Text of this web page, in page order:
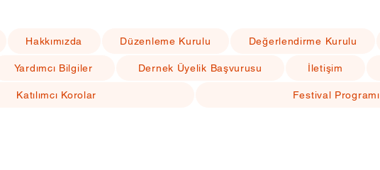
Hakkımızda Düzenleme Kurulu Değerlendirme Kurulu
Yardımcı Bilgiler Dernek Üyelik Başvurusu İletişim
Katılımcı Korolar Festival Programı